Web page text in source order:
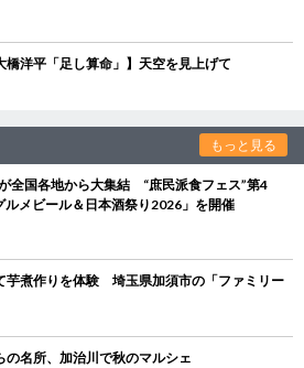
橋洋平「足し算命」】天空を見上げて
もっと見る
全国各地から大集結 “庶民派食フェス”第4
ルメビール＆日本酒祭り2026」を開催
芋煮作りを体験 埼玉県加須市の「ファミリー
名所、加治川で秋のマルシェ